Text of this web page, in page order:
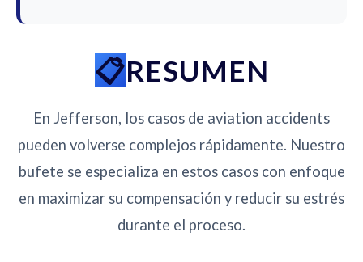
RESUMEN
En Jefferson, los casos de aviation accidents
pueden volverse complejos rápidamente. Nuestro
bufete se especializa en estos casos con enfoque
en maximizar su compensación y reducir su estrés
durante el proceso.